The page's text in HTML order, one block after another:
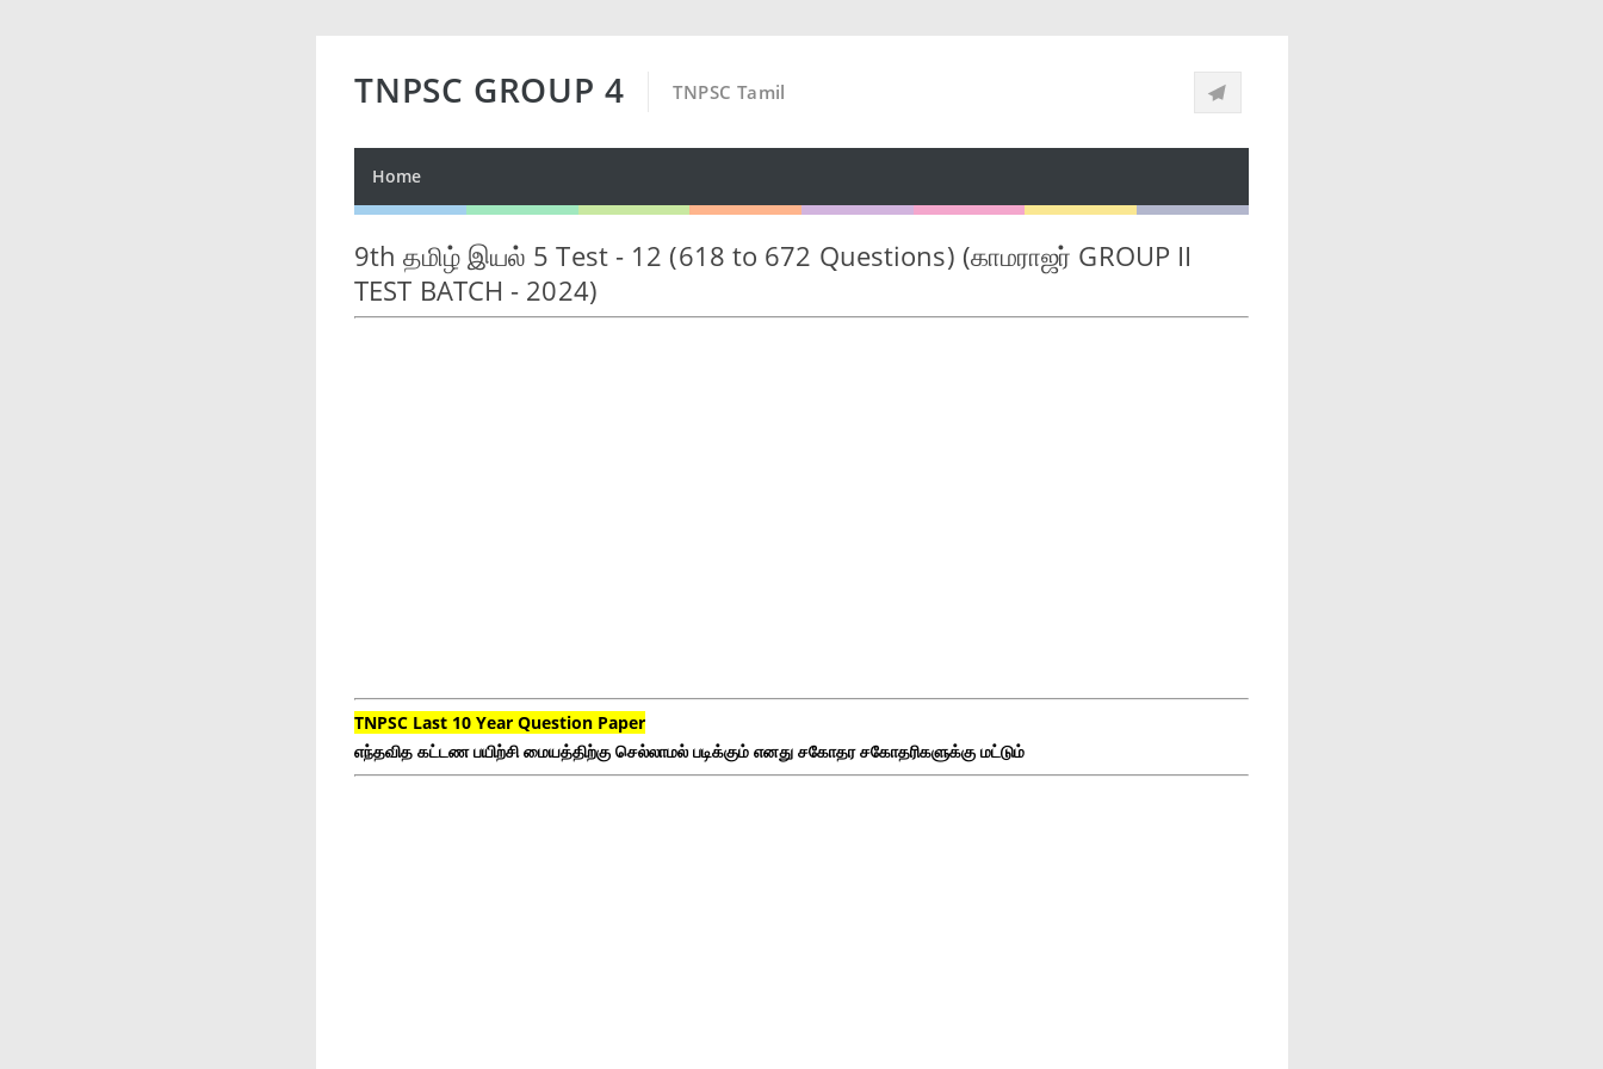
TNPSC GROUP 4 TNPSC Tamil
Home
9th தமிழ் இயல் 5 Test - 12 (618 to 672 Questions) (காமராஜர் GROUP II
TEST BATCH - 2024)
TNPSC Last 10 Year Question Paper
எந்தவித கட்டண பயிற்சி மையத்திற்கு செல்லாமல் படிக்கும் எனது சகோதர சகோதரிகளுக்கு மட்டும்